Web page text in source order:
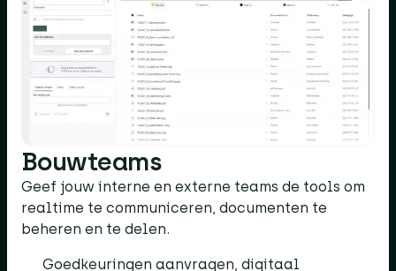
Bouwteams
Geef jouw interne en externe teams de tools om
realtime te communiceren, documenten te
beheren en te delen.
Goedkeuringen aanvragen, digitaal